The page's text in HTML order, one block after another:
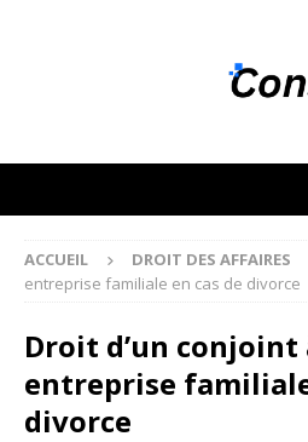
ACCUEIL DROIT DES AFFAIRES
entreprise familiale en cas de divorce
Droit d’un conjoint
entreprise
divorce